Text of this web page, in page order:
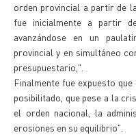
orden provincial a partir de
fue inicialmente a partir
avanzándose en un
provincial y en simultáneo
presupuestario,".
Finalmente fue expuesto
posibilitado, que pese a la
el orden nacional, la
erosiones en su equilibrio".